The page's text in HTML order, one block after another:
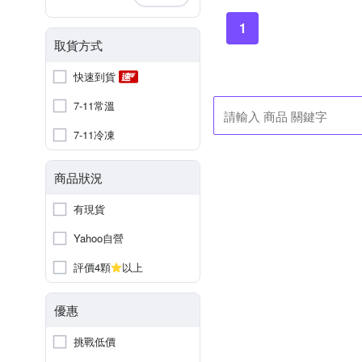
取貨方式
快速到貨
7-11常溫
7-11冷凍
商品狀況
有現貨
Yahoo自營
評價4顆
以上
優惠
挑戰低價
1